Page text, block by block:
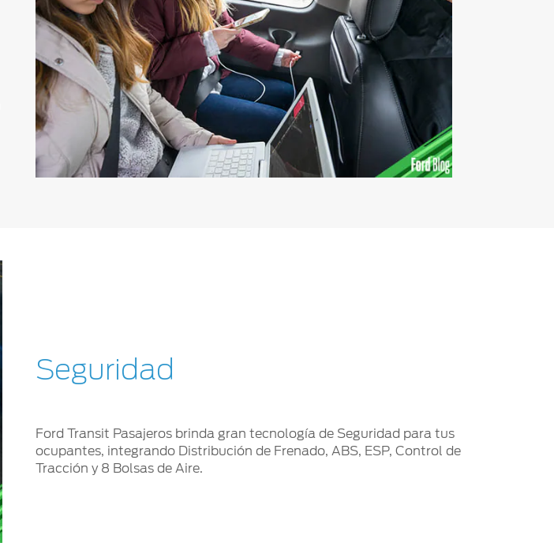
Seguridad
Ford Transit Pasajeros brinda gran tecnología de Seguridad para tus
ocupantes, integrando Distribución de Frenado, ABS, ESP, Control de
Tracción y 8 Bolsas de Aire.